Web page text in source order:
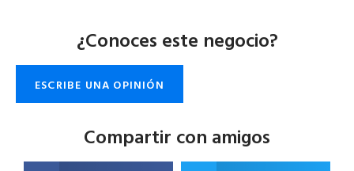
¿Conoces este negocio?
ESCRIBE UNA OPINIÓN
Compartir con amigos